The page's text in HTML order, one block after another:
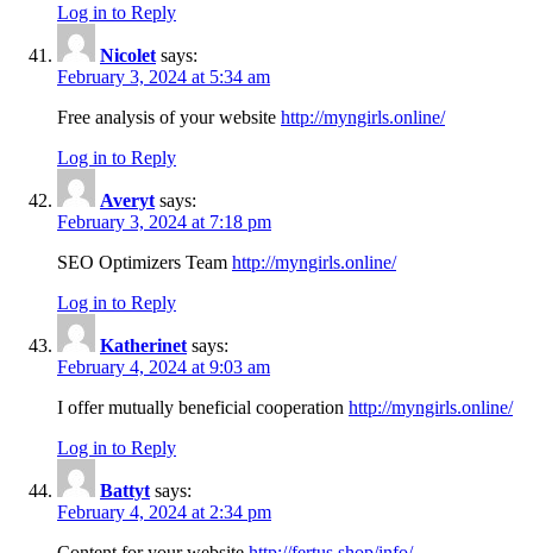
Log in to Reply
Nicolet says:
February 3, 2024 at 5:34 am
Free analysis of your website http://myngirls.online/
Log in to Reply
Averyt says:
February 3, 2024 at 7:18 pm
SEO Optimizers Team http://myngirls.online/
Log in to Reply
Katherinet says:
February 4, 2024 at 9:03 am
I offer mutually beneficial cooperation http://myngirls.online/
Log in to Reply
Battyt says:
February 4, 2024 at 2:34 pm